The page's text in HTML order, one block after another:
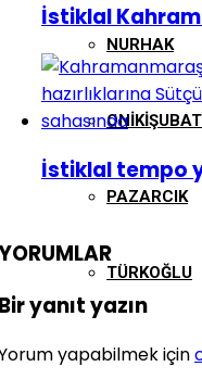
NURHAK
ONIKIŞUBAT
PAZARCIK
TÜRKOĞLU
İstiklal
İstiklal tempo
yanıt yazın
yapabilmek için